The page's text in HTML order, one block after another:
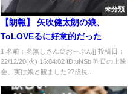
未分類
【朗報】 矢吹健太朗の娘、
ToLOVEるに好意的だった
1 名前：名無しさん＠おーぷん[] 投稿日：
22/12/20(火) 16:04:02 ID:uNSb 昨日の上映
会、実は娘と観ました??成長...